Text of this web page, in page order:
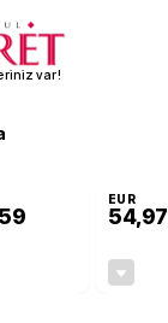
var!
EUR
54,97